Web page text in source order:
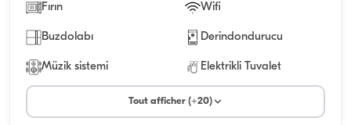
Fırın Wifi
Buzdolabı Derindondurucu
Müzik sistemi Elektrikli Tuvalet
Tout afficher (+20)